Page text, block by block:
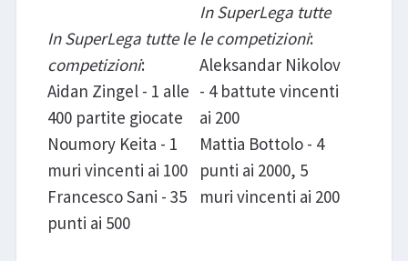
In SuperLega tutte le
competizioni:
Aidan Zingel - 1 alle
400 partite giocate
Noumory Keita - 1
muri vincenti ai 100
Francesco Sani - 35
punti ai 500
In SuperLega tutte
le competizioni:
Aleksandar Nikolov
- 4 battute vincenti
ai 200
Mattia Bottolo - 4
punti ai 2000, 5
muri vincenti ai 200